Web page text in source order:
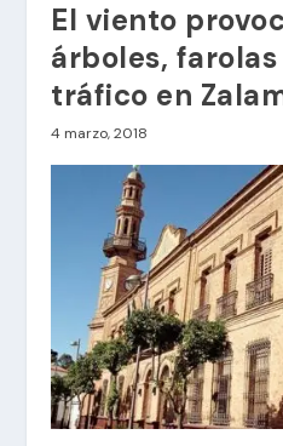
El viento
árboles,
tráfico en
4 marzo, 2018